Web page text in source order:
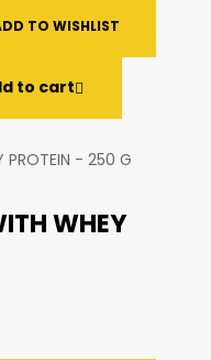
TO WISHLIST
to cart
WHEY